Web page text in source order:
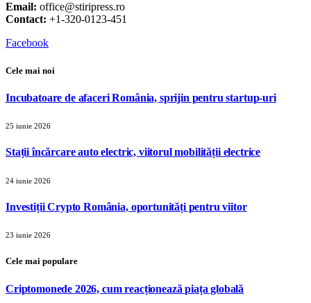
Email: office@stiripress.ro
Contact: +1-320-0123-451
Facebook
Cele mai noi
Incubatoare de afaceri România, sprijin pentru startup-uri
25 iunie 2026
Stații încărcare auto electric, viitorul mobilității electrice
24 iunie 2026
Investiții Crypto România, oportunități pentru viitor
23 iunie 2026
Cele mai populare
Criptomonede 2026, cum reacționează piața globală